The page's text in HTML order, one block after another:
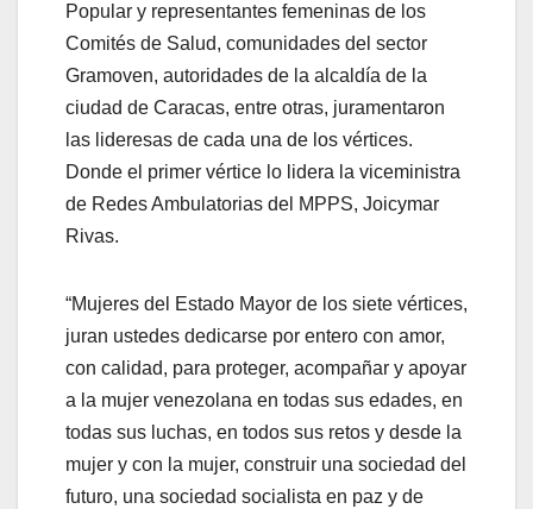
Popular y representantes femeninas de los
Comités de Salud, comunidades del sector
Gramoven, autoridades de la alcaldía de la
ciudad de Caracas, entre otras, juramentaron
las lideresas de cada una de los vértices.
Donde el primer vértice lo lidera la viceministra
de Redes Ambulatorias del MPPS, Joicymar
Rivas.
“Mujeres del Estado Mayor de los siete vértices,
juran ustedes dedicarse por entero con amor,
con calidad, para proteger, acompañar y apoyar
a la mujer venezolana en todas sus edades, en
todas sus luchas, en todos sus retos y desde la
mujer y con la mujer, construir una sociedad del
futuro, una sociedad socialista en paz y de